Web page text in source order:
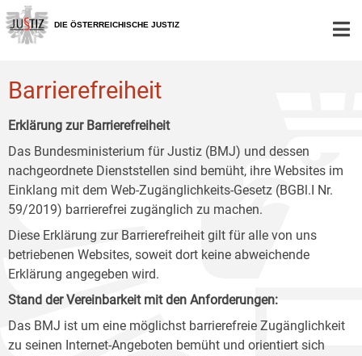
Zur
Hauptnavigation
[1]
Zum
Inhalt
[2]
Zum
Untermenü
[3]
DIE ÖSTERREICHISCHE JUSTIZ
Barrierefreiheit
Erklärung zur Barrierefreiheit
Das Bundesministerium für Justiz (BMJ) und dessen
nachgeordnete Dienststellen sind bemüht, ihre Websites im
Einklang mit dem Web-Zugänglichkeits-Gesetz (BGBl.I Nr.
59/2019) barrierefrei zugänglich zu machen.
Diese Erklärung zur Barrierefreiheit gilt für alle von uns
betriebenen Websites, soweit dort keine abweichende
Erklärung angegeben wird.
Stand der Vereinbarkeit mit den Anforderungen:
Das BMJ ist um eine möglichst barrierefreie Zugänglichkeit
zu seinen Internet-Angeboten bemüht und orientiert sich